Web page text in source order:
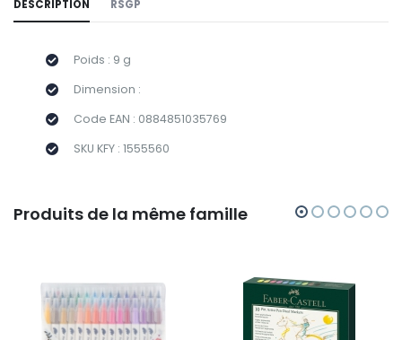
DESCRIPTION RSGP
Poids : 9 g
Dimension :
Code EAN : 0884851035769
SKU KFY : 1555560
Produits de la même famille